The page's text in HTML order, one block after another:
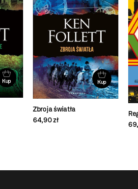
Kup Kup
Zbroja światła
64,90 zł